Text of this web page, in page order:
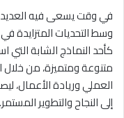
في وقت يسعى فيه العديد
وسط التحديات المتزايدة
كأحد النماذج الشابة
متنوعة ومتميزة، من خلال
العملي وريادة الأعمال،
إلى النجاح والتطوير المستمر.